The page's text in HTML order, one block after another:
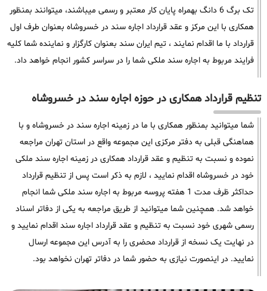
تک برگ 6 دانگ بهمراه پایان کار معتبر و رسمی میباشند، میتوانند بمنظور
همکاری با این مرکز و عقد قرارداد اجاره سند در خسروشاه بعنوان طرف اول
قرارداد با ما اقدام نمایند ، تیم ایران سند بعنوان کارگزار و نماینده شما کلیه
فرایند مربوط به اجاره سند ملکی شما را در سراسر کشور انجام خواهد داد.
تنظیم قرارداد همکاری در حوزه اجاره سند در خسروشاه
شما میتوانید بمنظور همکاری با ما در زمینه اجاره سند در خسروشاه و با
هماهنگی قبلی به دفتر مرکزی این مجموعه واقع در استان تهران مراجعه
نموده و نسبت به تنظیم و عقد قرارداد همکاری در زمینه اجاره سند ملکی
خود در خسروشاه اقدام نمایید ، لازم به ذکر است پس از تنظیم قرارداد
حداکثر ظرف مدت 1 هفته پروسه مربوط به اجاره سند ملکی شما انجام
خواهد شد. همچنین شما میتوانید از طریق مراجعه به یکی از دفاتر اسناد
رسمی شهری خود نسبت به تنظیم و عقد قرارداد اجاره سند اقدام نمایید و
در نهایت یک نسخه از قرارداد محضری را به آدرس این مجموعه ارسال
نمایید. در اینصورت نیازی به حضور شما در دفاتر تهران نخواهد بود.